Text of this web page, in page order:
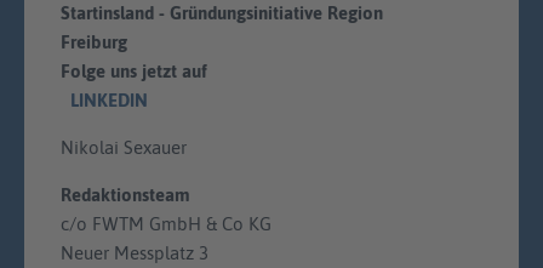
Startinsland - Gründungsinitiative Region
Freiburg
Folge uns jetzt auf
LINKEDIN
Nikolai Sexauer
Redaktionsteam
c/o FWTM GmbH & Co KG
Neuer Messplatz 3